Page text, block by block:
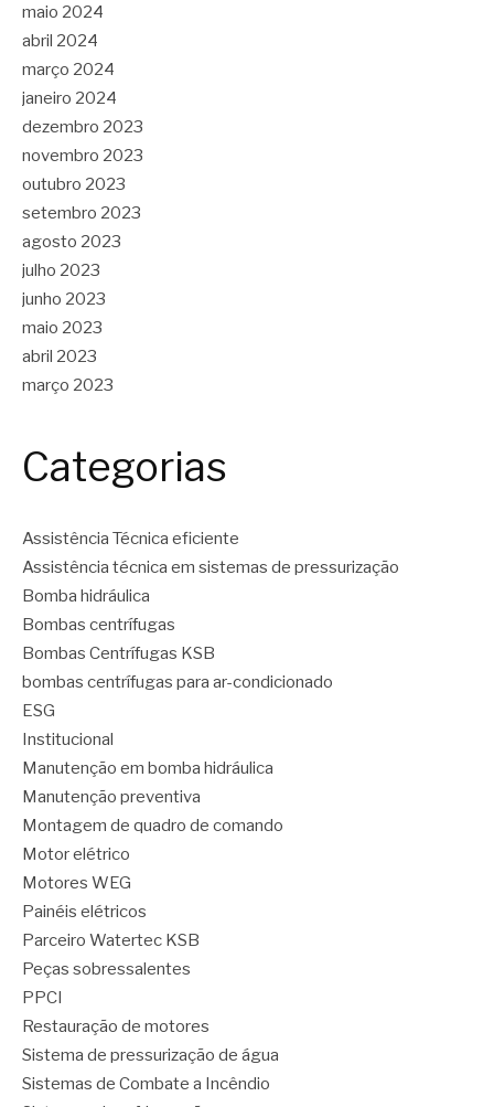
maio 2024
abril 2024
março 2024
janeiro 2024
dezembro 2023
novembro 2023
outubro 2023
setembro 2023
agosto 2023
julho 2023
junho 2023
maio 2023
abril 2023
março 2023
Categorias
Assistência Técnica eficiente
Assistência técnica em sistemas de pressurização
Bomba hidráulica
Bombas centrífugas
Bombas Centrífugas KSB
bombas centrífugas para ar-condicionado
ESG
Institucional
Manutenção em bomba hidráulica
Manutenção preventiva
Montagem de quadro de comando
Motor elétrico
Motores WEG
Painéis elétricos
Parceiro Watertec KSB
Peças sobressalentes
PPCI
Restauração de motores
Sistema de pressurização de água
Sistemas de Combate a Incêndio